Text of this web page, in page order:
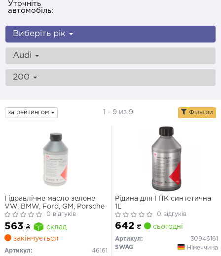
Уточніть
автомобіль:
Виберіть рік
Audi
200
за рейтингом 1 - 9 из 9 Фільтри
Гідравлічне масло зелене
VW, BMW, Ford, GM, Porsche
0 відгуків
563 ₴
склад
закінчується
Артикул:
46161
Рідина для ГПК синтетична
1L
0 відгуків
642 ₴ сьогодні
Артикул:
30946161
SWAG
Німеччина